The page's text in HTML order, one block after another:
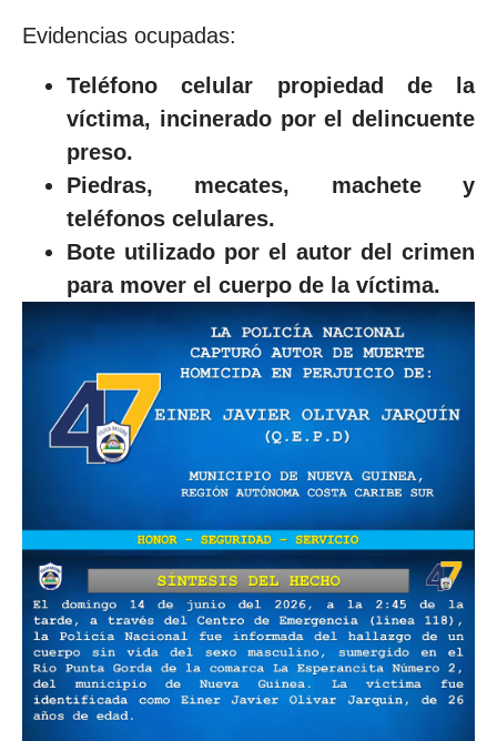
Evidencias ocupadas:
Teléfono celular propiedad de la
víctima, incinerado por el delincuente
preso.
Piedras, mecates, machete y
teléfonos celulares.
Bote utilizado por el autor del crimen
para mover el cuerpo de la víctima.